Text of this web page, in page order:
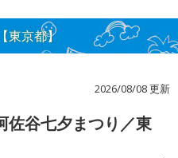
東京都】
2026/08/08 更新
佐谷七夕まつり／東